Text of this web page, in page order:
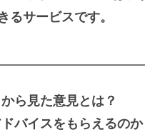
るサービスです。
ら見た意見とは？
バイスをもらえるのか